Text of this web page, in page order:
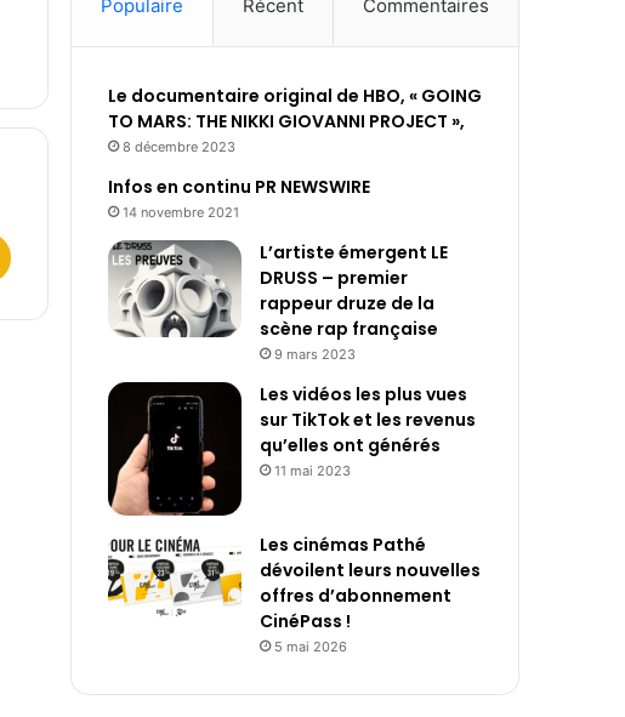
Populaire Récent Commentaires
Le documentaire original de HBO, « GOING
TO MARS: THE NIKKI GIOVANNI PROJECT »,
8 décembre 2023
Infos en continu PR NEWSWIRE
14 novembre 2021
L’artiste émergent LE
DRUSS – premier
rappeur druze de la
scène rap française
9 mars 2023
Les vidéos les plus vues
sur TikTok et les revenus
qu’elles ont générés
11 mai 2023
Les cinémas Pathé
dévoilent leurs nouvelles
offres d’abonnement
CinéPass !
5 mai 2026